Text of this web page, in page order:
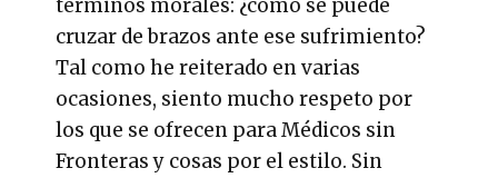
términos morales: ¿cómo se puede
cruzar de brazos ante ese sufrimiento?
Tal como he reiterado en varias
ocasiones, siento mucho respeto por
los que se ofrecen para Médicos sin
Fronteras y cosas por el estilo. Sin